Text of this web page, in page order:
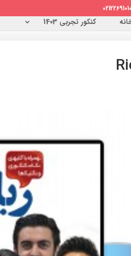
کنکور تجربی 1403